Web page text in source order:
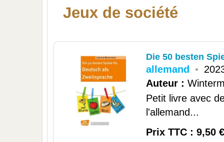
Jeux de société
Die 50 besten
allemand •
Auteur :
Petit livre avec
l'allemand...
Prix TTC : 9,50 €